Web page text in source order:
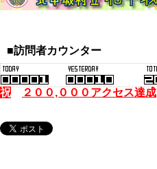
■訪問者カウンター
祝 ２０ ０,０００アクセス達成